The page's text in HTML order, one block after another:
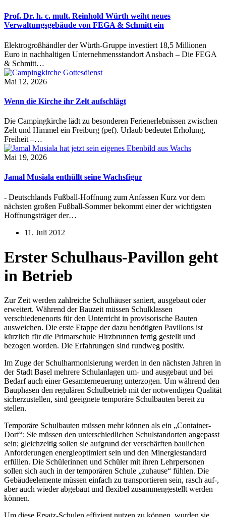
Prof. Dr. h. c. mult. Reinhold Würth weiht neues
Verwaltungsgebäude von FEGA & Schmitt ein
Elektrogroßhändler der Würth-Gruppe investiert 18,5 Millionen
Euro in nachhaltigen Unternehmensstandort Ansbach – Die FEGA
& Schmitt…
Mai 12, 2026
Wenn die Kirche ihr Zelt aufschlägt
Die Campingkirche lädt zu besonderen Ferienerlebnissen zwischen
Zelt und Himmel ein Freiburg (pef). Urlaub bedeutet Erholung,
Freiheit –…
Mai 19, 2026
Jamal Musiala enthüllt seine Wachsfigur
- Deutschlands Fußball-Hoffnung zum Anfassen Kurz vor dem
nächsten großen Fußball-Sommer bekommt einer der wichtigsten
Hoffnungsträger der…
11. Juli 2012
Erster Schulhaus-Pavillon geht
in Betrieb
Zur Zeit werden zahlreiche Schulhäuser saniert, ausgebaut oder
erweitert. Während der Bauzeit müssen Schulklassen
verschiedenenorts für den Unterricht in provisorische Bauten
ausweichen. Die erste Etappe der dazu benötigten Pavillons ist
kürzlich für die Primarschule Hirzbrunnen fertig gestellt und
bezogen worden. Die Erfahrungen sind rundweg positiv.
Im Zuge der Schulharmonisierung werden in den nächsten Jahren in
der Stadt Basel mehrere Schulanlagen um- und ausgebaut und bei
Bedarf auch einer Gesamterneuerung unterzogen. Um während den
Bauphasen den regulären Schulbetrieb mit der notwendigen Qualität
sicherzustellen, sind geeignete temporäre Schulbauten bereit zu
stellen.
Temporäre Schulbauten müssen mehr können als ein „Container-
Dorf“: Sie müssen den unterschiedlichen Schulstandorten angepasst
sein; gleichzeitig sollen sie aufgrund der verschärften baulichen
Anforderungen energieoptimiert sein und den Minergiestandard
erfüllen. Die Schülerinnen und Schüler mit ihren Lehrpersonen
sollen sich auch in der temporären Schule „zuhause“ fühlen. Die
Gebäudeelemente müssen einfach zu transportieren sein, rasch auf-,
aber auch wieder abgebaut und flexibel zusammengestellt werden
können.